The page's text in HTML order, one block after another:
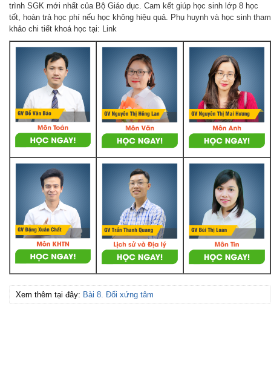
trình SGK mới nhất của Bộ Giáo dục. Cam kết giúp học sinh lớp 8 học
tốt, hoàn trả học phí nếu học không hiệu quả. Phụ huynh và học sinh tham
khảo chi tiết khoá học tại: Link
Xem thêm tại đây: Bài 8. Đối xứng tâm